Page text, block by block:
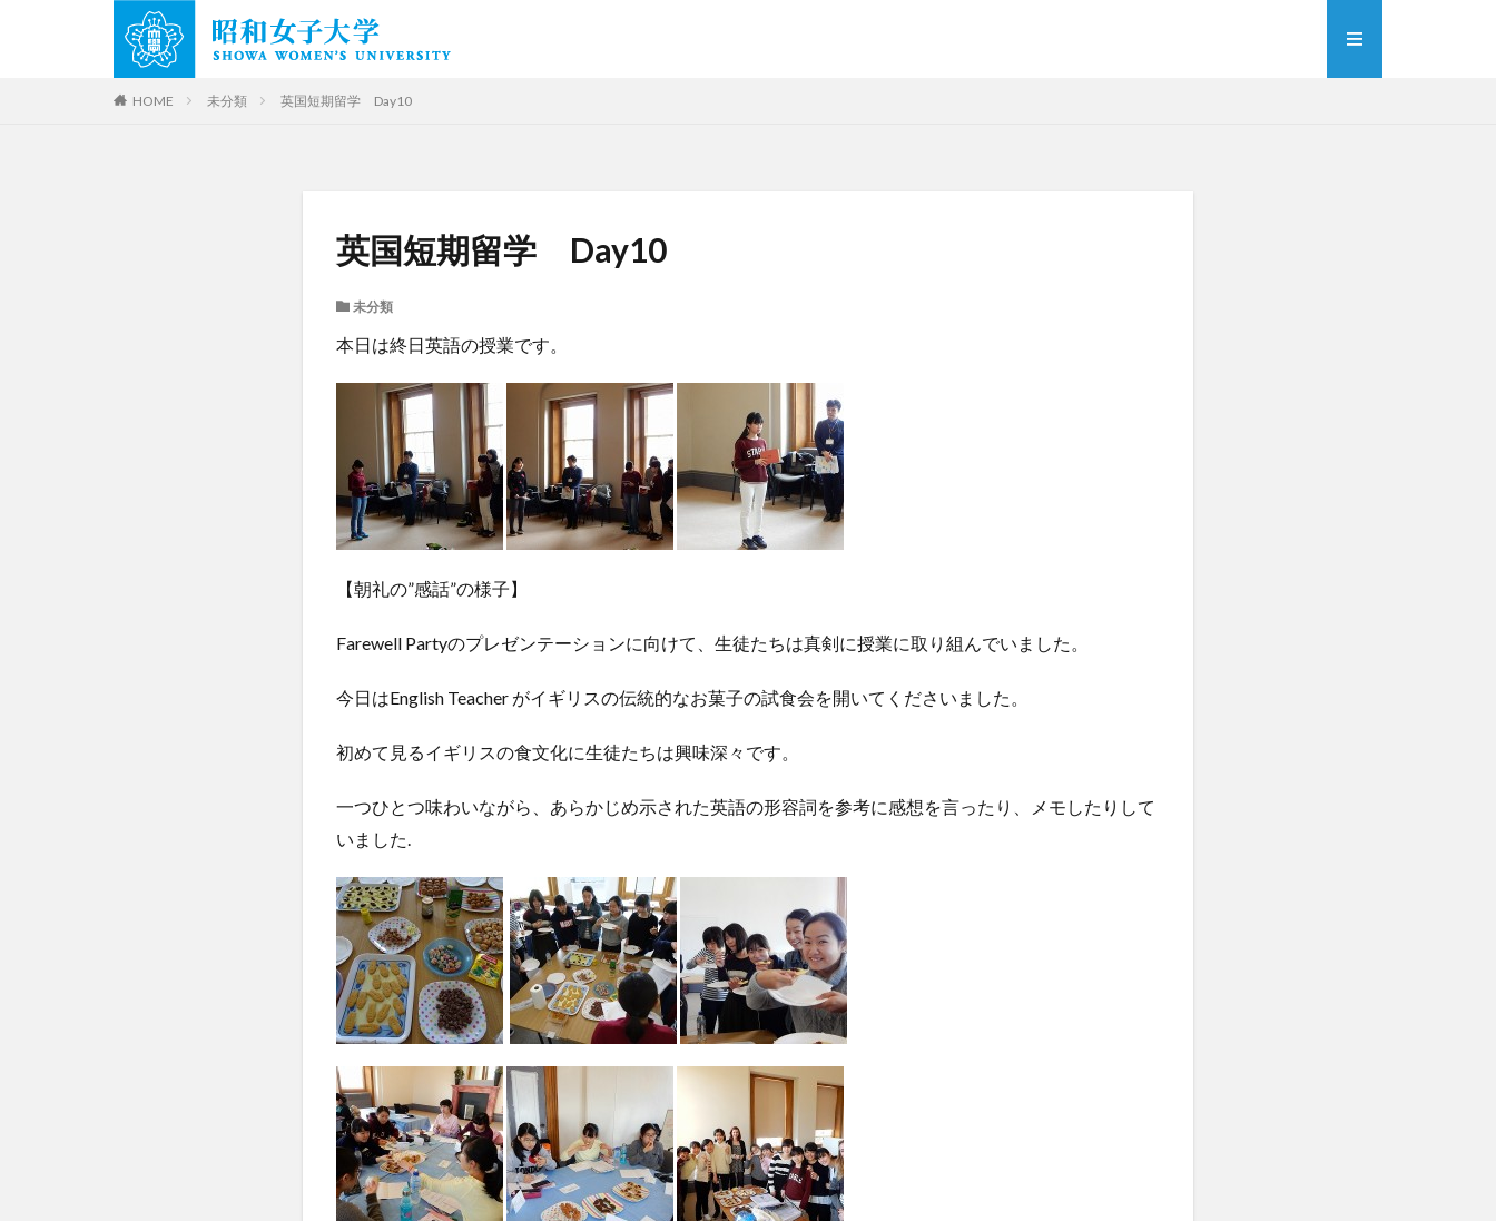
HOME 未分類 英国短期留学 Day10
英国短期留学 Day10
未分類
本日は終日英語の授業です。
【朝礼の”感話”の様子】
Farewell Partyのプレゼンテーションに向けて、生徒たちは真剣に授業に取り組んでいました。
今日はEnglish Teacher がイギリスの伝統的なお菓子の試食会を開いてくださいました。
初めて見るイギリスの食文化に生徒たちは興味深々です。
一つひとつ味わいながら、あらかじめ示された英語の形容詞を参考に感想を言ったり、メモしたりして
いました.